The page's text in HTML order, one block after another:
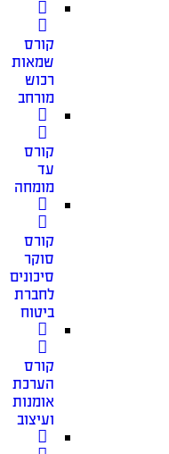
קורס
שמאות
רכוש
מורחב
קורס
עד
מומחה
קורס
סוקר
סיכונים
לחברת
ביטוח
קורס
הערכת
אומנות
ועיצוב